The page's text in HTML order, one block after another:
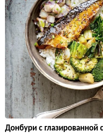
Донбури с глазированной